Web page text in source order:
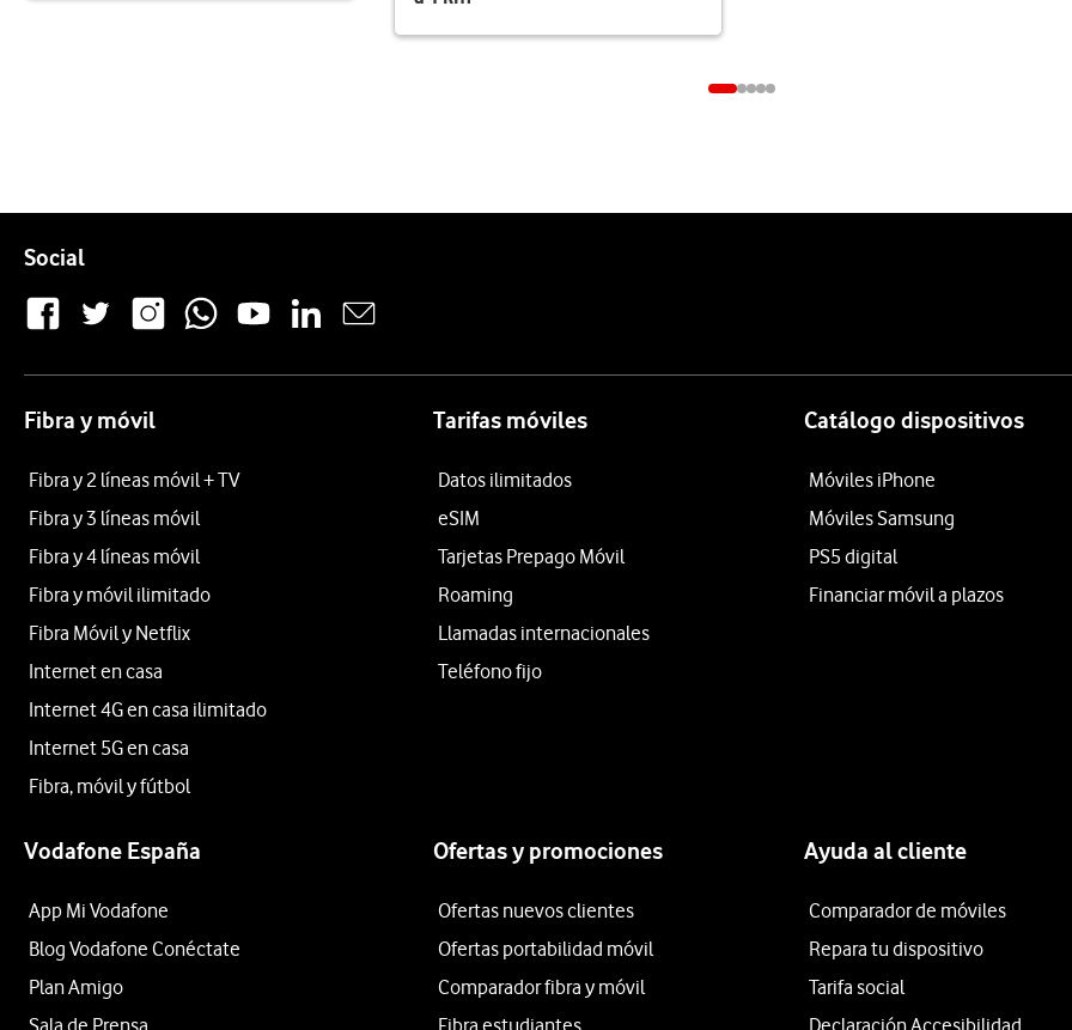
SocialEnlaces a las redes sociales de Vodafone
Fibra y móvil
Fibra y 2 líneas móvil + TV
Fibra y 3 líneas móvil
Fibra y 4 líneas móvil
Fibra y móvil ilimitado
Fibra Móvil y Netflix
Internet en casa
Internet 4G en casa ilimitado
Internet 5G en casa
Fibra, móvil y fútbol
Tarifas móviles
Datos ilimitados
eSIM
Tarjetas Prepago Móvil
Roaming
Llamadas internacionales
Teléfono fijo
Catálogo dispositivos
Móviles iPhone
Móviles Samsung
PS5 digital
Financiar móvil a plazos
Vodafone España
App Mi Vodafone
Blog Vodafone Conéctate
Plan Amigo
Sala de Prensa
Ofertas y promociones
Ofertas nuevos clientes
Ofertas portabilidad móvil
Comparador fibra y móvil
Fibra estudiantes
Ayuda al cliente
Comparador de móviles
Repara tu dispositivo
Tarifa social
Declaración Accesibilidad